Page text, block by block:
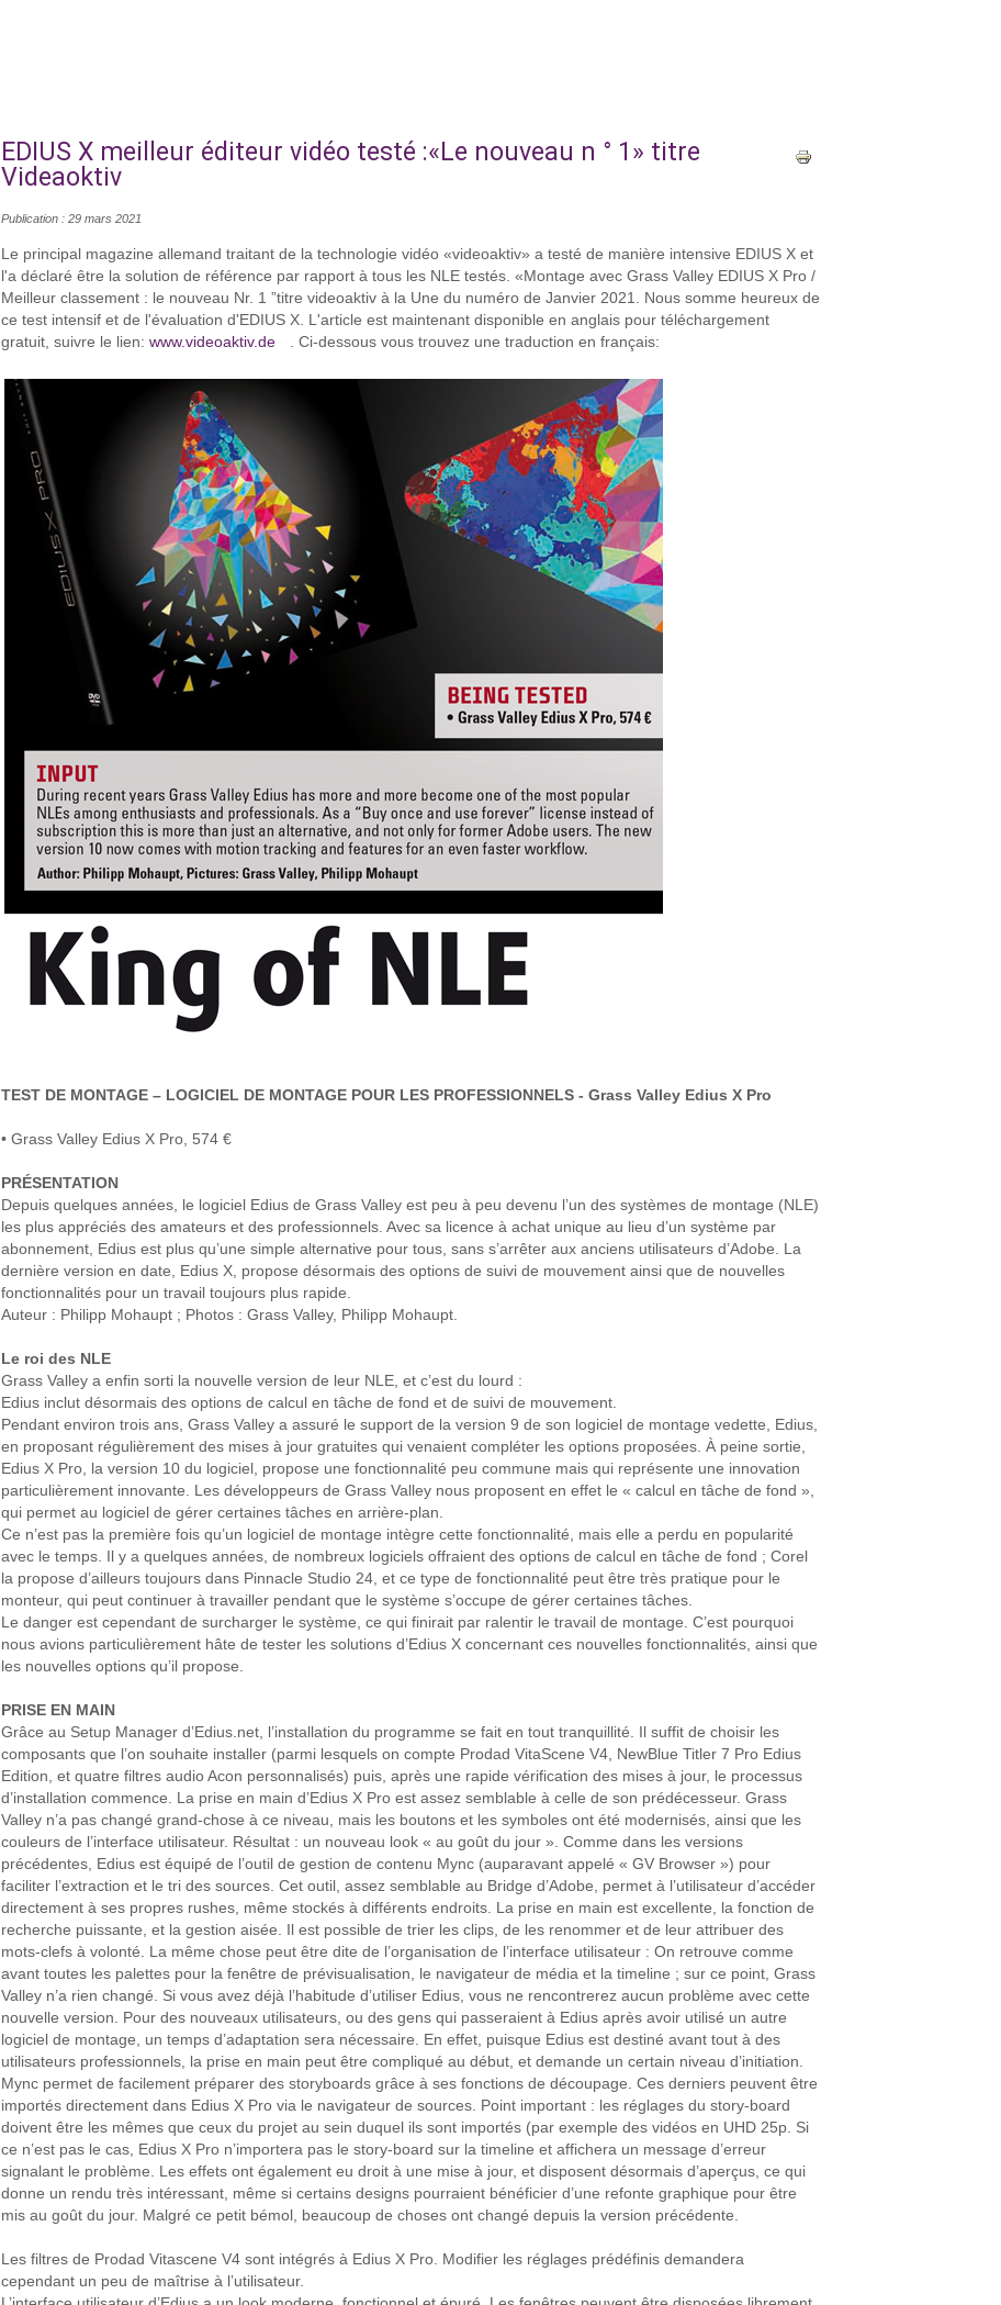
EDIUS X meilleur éditeur vidéo testé :«Le nouveau n ° 1» titre
Videaoktiv
Publication : 29 mars 2021
Le principal magazine allemand traitant de la technologie vidéo «videoaktiv» a testé de manière intensive EDIUS X et
l'a déclaré être la solution de référence par rapport à tous les NLE testés. «Montage avec Grass Valley EDIUS X Pro /
Meilleur classement : le nouveau Nr. 1 ”titre videoaktiv à la Une du numéro de Janvier 2021. Nous somme heureux de
ce test intensif et de l'évaluation d'EDIUS X. L'article est maintenant disponible en anglais pour téléchargement
gratuit, suivre le lien:www.videoaktiv.de . Ci-dessous vous trouvez une traduction en français:
TEST DE MONTAGE – LOGICIEL DE MONTAGE POUR LES PROFESSIONNELS - Grass Valley Edius X Pro
• Grass Valley Edius X Pro, 574 €
PRÉSENTATION
Depuis quelques années, le logiciel Edius de Grass Valley est peu à peu devenu l’un des systèmes de montage (NLE)
les plus appréciés des amateurs et des professionnels. Avec sa licence à achat unique au lieu d’un système par
abonnement, Edius est plus qu’une simple alternative pour tous, sans s’arrêter aux anciens utilisateurs d’Adobe. La
dernière version en date, Edius X, propose désormais des options de suivi de mouvement ainsi que de nouvelles
fonctionnalités pour un travail toujours plus rapide.
Auteur : Philipp Mohaupt ; Photos : Grass Valley, Philipp Mohaupt.
Le roi des NLE
Grass Valley a enfin sorti la nouvelle version de leur NLE, et c’est du lourd :
Edius inclut désormais des options de calcul en tâche de fond et de suivi de mouvement.
Pendant environ trois ans, Grass Valley a assuré le support de la version 9 de son logiciel de montage vedette, Edius,
en proposant régulièrement des mises à jour gratuites qui venaient compléter les options proposées. À peine sortie,
Edius X Pro, la version 10 du logiciel, propose une fonctionnalité peu commune mais qui représente une innovation
particulièrement innovante. Les développeurs de Grass Valley nous proposent en effet le « calcul en tâche de fond »,
qui permet au logiciel de gérer certaines tâches en arrière-plan.
Ce n’est pas la première fois qu’un logiciel de montage intègre cette fonctionnalité, mais elle a perdu en popularité
avec le temps. Il y a quelques années, de nombreux logiciels offraient des options de calcul en tâche de fond ; Corel
la propose d’ailleurs toujours dans Pinnacle Studio 24, et ce type de fonctionnalité peut être très pratique pour le
monteur, qui peut continuer à travailler pendant que le système s’occupe de gérer certaines tâches.
Le danger est cependant de surcharger le système, ce qui finirait par ralentir le travail de montage. C’est pourquoi
nous avions particulièrement hâte de tester les solutions d’Edius X concernant ces nouvelles fonctionnalités, ainsi que
les nouvelles options qu’il propose.
PRISE EN MAIN
Grâce au Setup Manager d’Edius.net, l’installation du programme se fait en tout tranquillité. Il suffit de choisir les
composants que l’on souhaite installer (parmi lesquels on compte Prodad VitaScene V4, NewBlue Titler 7 Pro Edius
Edition, et quatre filtres audio Acon personnalisés) puis, après une rapide vérification des mises à jour, le processus
d’installation commence. La prise en main d’Edius X Pro est assez semblable à celle de son prédécesseur. Grass
Valley n’a pas changé grand-chose à ce niveau, mais les boutons et les symboles ont été modernisés, ainsi que les
couleurs de l’interface utilisateur. Résultat : un nouveau look « au goût du jour ». Comme dans les versions
précédentes, Edius est équipé de l’outil de gestion de contenu Mync (auparavant appelé « GV Browser ») pour
faciliter l’extraction et le tri des sources. Cet outil, assez semblable au Bridge d’Adobe, permet à l’utilisateur d’accéder
directement à ses propres rushes, même stockés à différents endroits. La prise en main est excellente, la fonction de
recherche puissante, et la gestion aisée. Il est possible de trier les clips, de les renommer et de leur attribuer des
mots-clefs à volonté. La même chose peut être dite de l’organisation de l’interface utilisateur : On retrouve comme
avant toutes les palettes pour la fenêtre de prévisualisation, le navigateur de média et la timeline ; sur ce point, Grass
Valley n’a rien changé. Si vous avez déjà l’habitude d’utiliser Edius, vous ne rencontrerez aucun problème avec cette
nouvelle version. Pour des nouveaux utilisateurs, ou des gens qui passeraient à Edius après avoir utilisé un autre
logiciel de montage, un temps d’adaptation sera nécessaire. En effet, puisque Edius est destiné avant tout à des
utilisateurs professionnels, la prise en main peut être compliqué au début, et demande un certain niveau d’initiation.
Mync permet de facilement préparer des storyboards grâce à ses fonctions de découpage. Ces derniers peuvent être
importés directement dans Edius X Pro via le navigateur de sources. Point important : les réglages du story-board
doivent être les mêmes que ceux du projet au sein duquel ils sont importés (par exemple des vidéos en UHD 25p. Si
ce n’est pas le cas, Edius X Pro n’importera pas le story-board sur la timeline et affichera un message d’erreur
signalant le problème. Les effets ont également eu droit à une mise à jour, et disposent désormais d’aperçus, ce qui
donne un rendu très intéressant, même si certains designs pourraient bénéficier d’une refonte graphique pour être
mis au goût du jour. Malgré ce petit bémol, beaucoup de choses ont changé depuis la version précédente.
Les filtres de Prodad Vitascene V4 sont intégrés à Edius X Pro. Modifier les réglages prédéfinis demandera
cependant un peu de maîtrise à l’utilisateur.